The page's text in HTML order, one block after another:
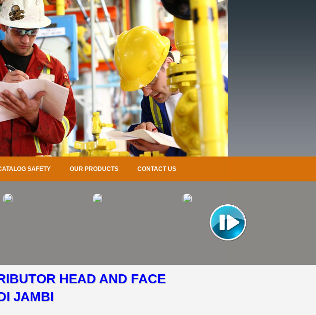
SAFETY OUR PRODUCTS CONTACT US
HEAD AND FACE
JAMBI